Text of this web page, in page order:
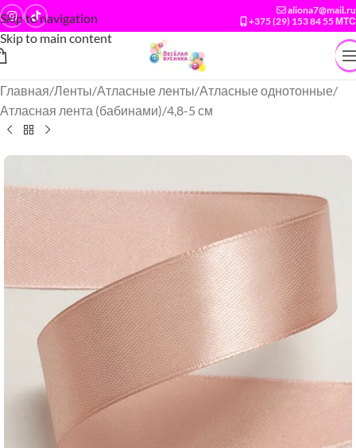
Skip to navigation
Skip to main content
aliona7@mail.ru
+375 (29) 153 84 55 МТС
Главная/Ленты/Атласные ленты/Атласные однотонные/
Атласная лента (бабинами)/4,8-5 см